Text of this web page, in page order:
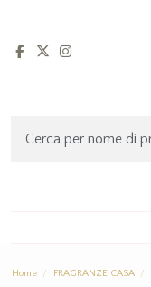
Home FRAGRANZE CASA